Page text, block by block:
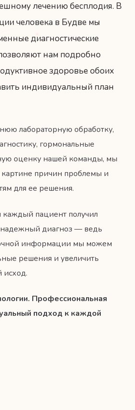
лечению бесплодия. В
человека в Будве мы
диагностические
нам подробно
здоровье обоих
индивидуальный план
лабораторную обработку,
гормональные
оценку нашей команды, мы
причин проблемы и
для ее решения.
пациент получил
диагноз — ведь
информации мы можем
решения и увеличить
Профессиональная
подход к каждой